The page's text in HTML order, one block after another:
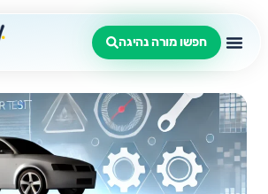
חפשו מורה נהיגה